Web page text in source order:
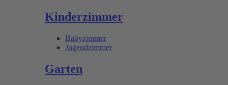
Kinderzimmer
Babyzimmer
Jugendzimmer
Garten